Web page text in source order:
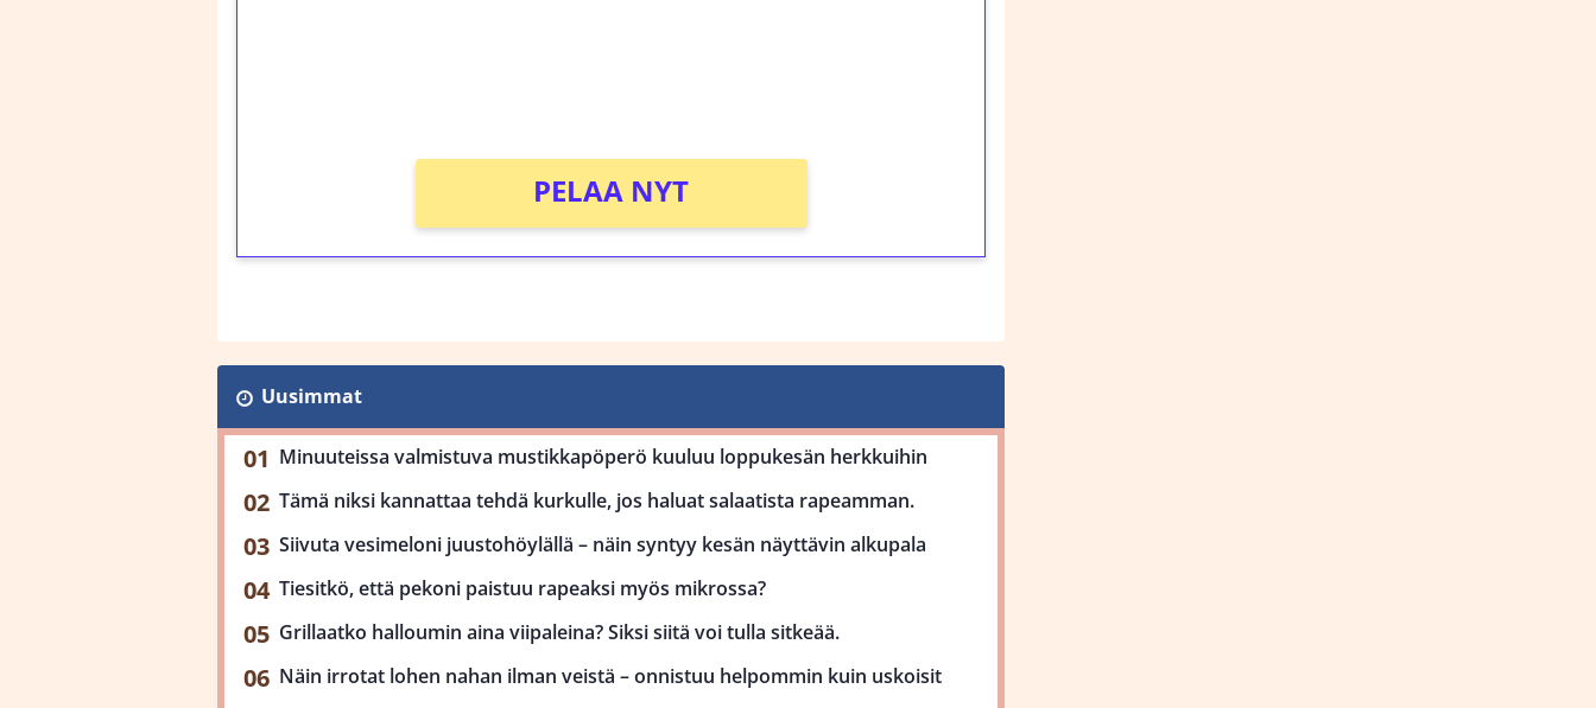
PELAA NYT
Uusimmat
Minuuteissa valmistuva mustikkapöperö kuuluu loppukesän herkkuihin
Tämä niksi kannattaa tehdä kurkulle, jos haluat salaatista rapeamman.
Siivuta vesimeloni juustohöylällä – näin syntyy kesän näyttävin alkupala
Tiesitkö, että pekoni paistuu rapeaksi myös mikrossa?
Grillaatko halloumin aina viipaleina? Siksi siitä voi tulla sitkeää.
Näin irrotat lohen nahan ilman veistä – onnistuu helpommin kuin uskoisit